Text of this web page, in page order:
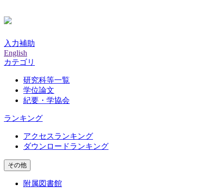
入力補助
English
カテゴリ
研究科等一覧
学位論文
紀要・学協会
ランキング
アクセスランキング
ダウンロードランキング
その他
附属図書館